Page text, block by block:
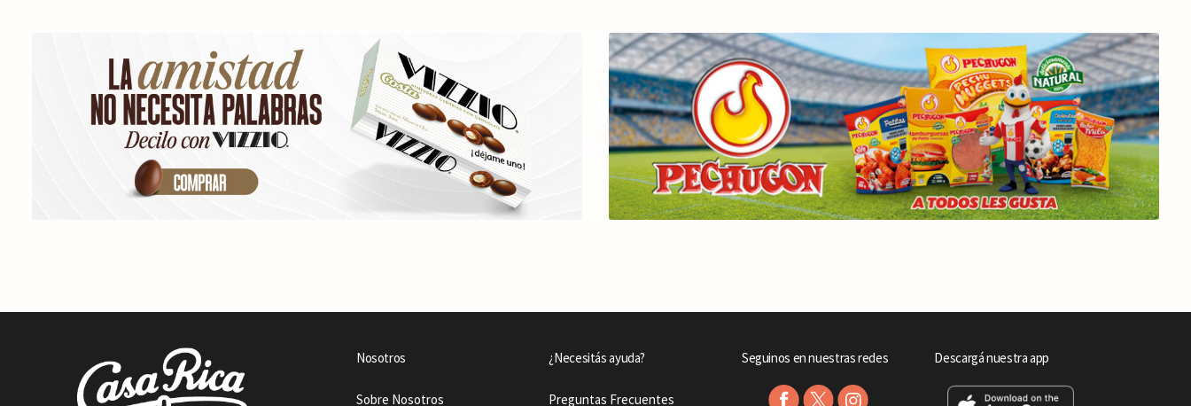
Nosotros
Sobre Nosotros
¿Necesitás ayuda?
Preguntas Frecuentes
Seguinos en nuestras redes Descargá nuestra app